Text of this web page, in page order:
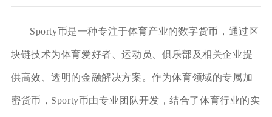
Sporty币是一种专注于体育产业的数字货币，通过区
块链技术为体育爱好者、运动员、俱乐部及相关企业提
供高效、透明的金融解决方案。作为体育领域的专属加
密货币，Sporty币由专业团队开发，结合了体育行业的实